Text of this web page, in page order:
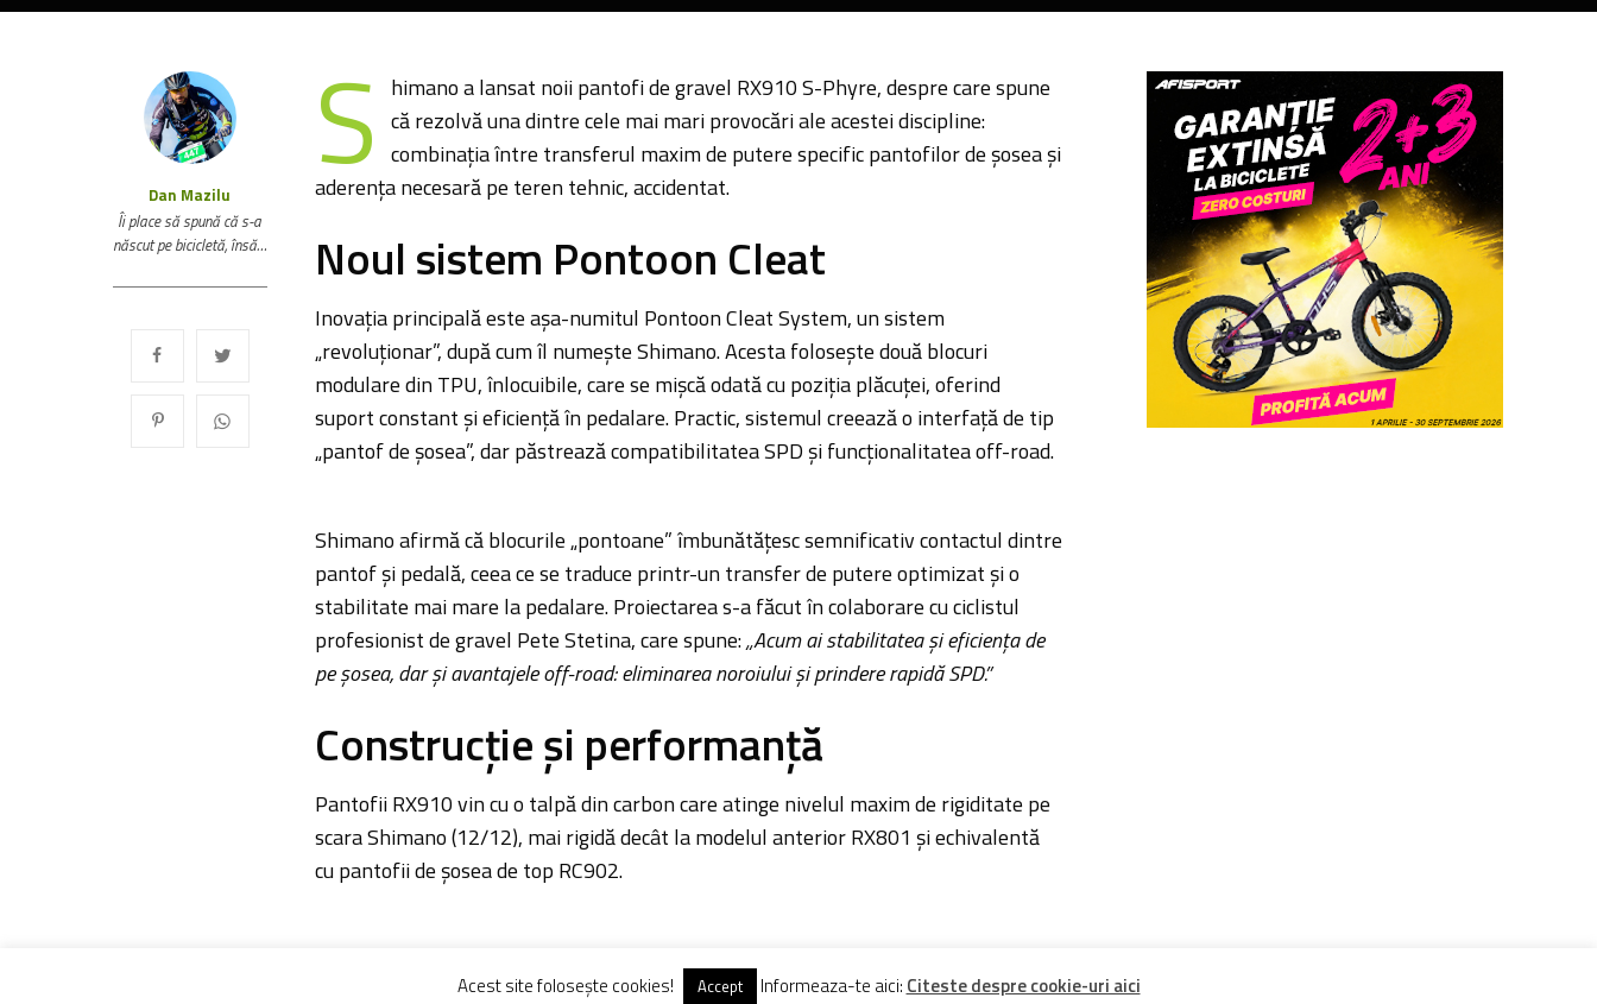
Dan Mazilu
Îi place să spună că s-a
născut pe bicicletă, însă…
S
himano a lansat noii pantofi de gravel RX910 S-Phyre, despre care spune
că rezolvă una dintre cele mai mari provocări ale acestei discipline:
combinația între transferul maxim de putere specific pantofilor de șosea și
aderența necesară pe teren tehnic, accidentat.
Noul sistem Pontoon Cleat
Inovația principală este așa-numitul Pontoon Cleat System, un sistem
„revoluționar”, după cum îl numește Shimano. Acesta folosește două blocuri
modulare din TPU, înlocuibile, care se mișcă odată cu poziția plăcuței, oferind
suport constant și eficiență în pedalare. Practic, sistemul creează o interfață de tip
„pantof de șosea”, dar păstrează compatibilitatea SPD și funcționalitatea off-road.
Shimano afirmă că blocurile „pontoane” îmbunătățesc semnificativ contactul dintre
pantof și pedală, ceea ce se traduce printr-un transfer de putere optimizat și o
stabilitate mai mare la pedalare. Proiectarea s-a făcut în colaborare cu ciclistul
profesionist de gravel Pete Stetina, care spune:„Acum ai stabilitatea și eficiența de
pe șosea, dar și avantajele off-road: eliminarea noroiului și prindere rapidă SPD.”
Construcție și performanță
Pantofii RX910 vin cu o talpă din carbon care atinge nivelul maxim de rigiditate pe
scara Shimano (12/12), mai rigidă decât la modelul anterior RX801 și echivalentă
cu pantofii de șosea de top RC902.
Acest site folosește cookies! Accept Informeaza-te aici: Citeste despre cookie-uri aici